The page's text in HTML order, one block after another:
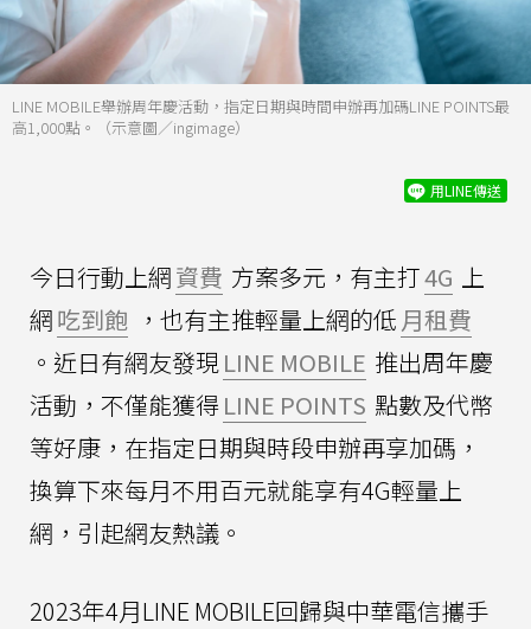
LINE MOBILE舉辦周年慶活動，指定日期與時間申辦再加碼LINE POINTS最
高1,000點。（示意圖／ingimage）
用LINE傳送
今日行動上網資費 方案多元，有主打4G 上
網吃到飽 ，也有主推輕量上網的低 月租費
。近日有網友發現LINE MOBILE 推出周年慶
活動，不僅能獲得LINE POINTS 點數及代幣
等好康，在指定日期與時段申辦再享加碼，
換算下來每月不用百元就能享有4G輕量上
網，引起網友熱議。
2023年4月LINE MOBILE回歸與中華電信攜手